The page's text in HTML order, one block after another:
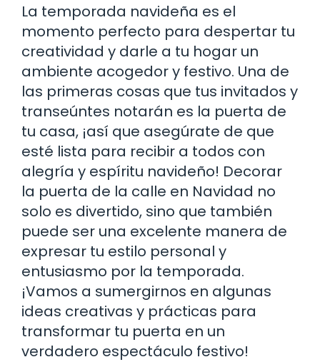
La temporada navideña es el
momento perfecto para despertar tu
creatividad y darle a tu hogar un
ambiente acogedor y festivo. Una de
las primeras cosas que tus invitados y
transeúntes notarán es la puerta de
tu casa, ¡así que asegúrate de que
esté lista para recibir a todos con
alegría y espíritu navideño! Decorar
la puerta de la calle en Navidad no
solo es divertido, sino que también
puede ser una excelente manera de
expresar tu estilo personal y
entusiasmo por la temporada.
¡Vamos a sumergirnos en algunas
ideas creativas y prácticas para
transformar tu puerta en un
verdadero espectáculo festivo!